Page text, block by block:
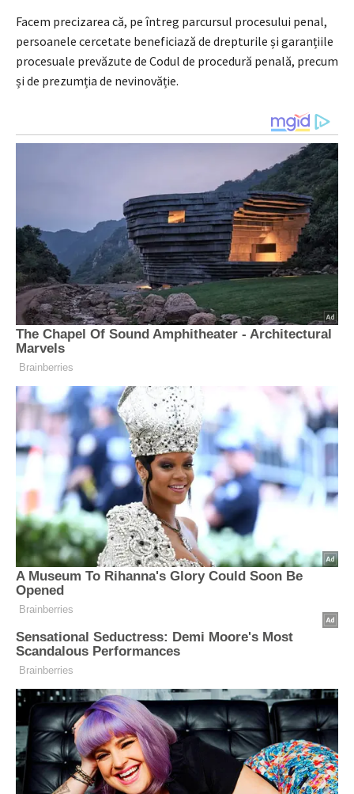
Facem precizarea că, pe întreg parcursul procesului penal,
persoanele cercetate beneficiază de drepturile și garanțiile
procesuale prevăzute de Codul de procedură penală, precum
și de prezumția de nevinovăție.